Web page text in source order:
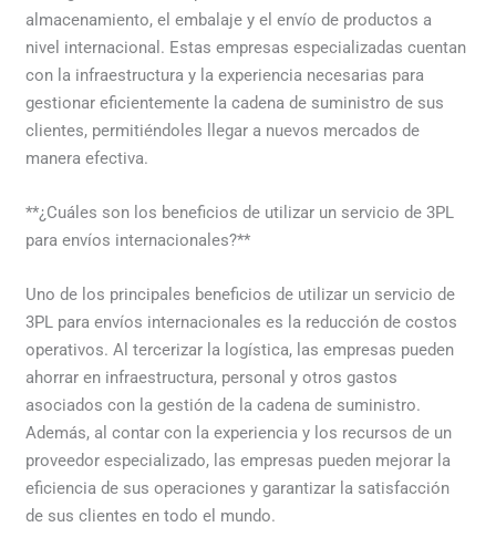
almacenamiento, el embalaje y el envío de productos a
nivel internacional. Estas empresas especializadas cuentan
con la infraestructura y la experiencia necesarias para
gestionar eficientemente la cadena de suministro de sus
clientes, permitiéndoles llegar a nuevos mercados de
manera efectiva.
**¿Cuáles son los beneficios de utilizar un servicio de 3PL
para envíos internacionales?**
Uno de los principales beneficios de utilizar un servicio de
3PL para envíos internacionales es la reducción de costos
operativos. Al tercerizar la logística, las empresas pueden
ahorrar en infraestructura, personal y otros gastos
asociados con la gestión de la cadena de suministro.
Además, al contar con la experiencia y los recursos de un
proveedor especializado, las empresas pueden mejorar la
eficiencia de sus operaciones y garantizar la satisfacción
de sus clientes en todo el mundo.